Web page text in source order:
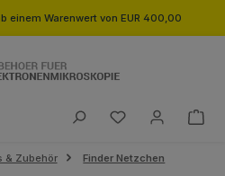
einem Warenwert von EUR 400,00
Du hast 0
& Zubehör Finder Netzchen